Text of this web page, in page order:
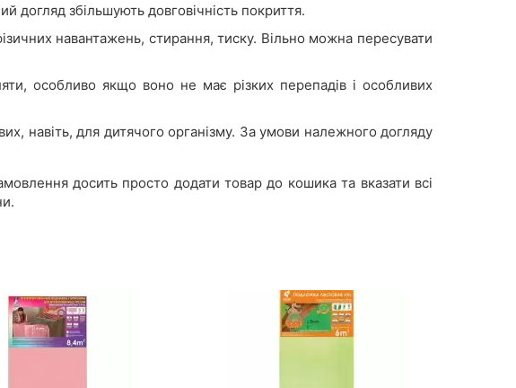
догляд збільшують довговічність покриття.
навантажень, стирання, тиску. Вільно можна пересувати
особливо якщо воно не має різких перепадів і особливих
навіть, для дитячого організму. За умови належного догляду
досить просто додати товар до кошика та вказати всі